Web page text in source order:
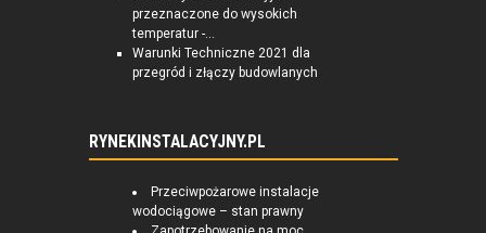
przeznaczone do wysokich
temperatur -...
Warunki Techniczne 2021 dla
przegród i złączy budowlanych
RYNEKINSTALACYJNY.PL
Przeciwpożarowe instalacje
wodociągowe – stan prawny